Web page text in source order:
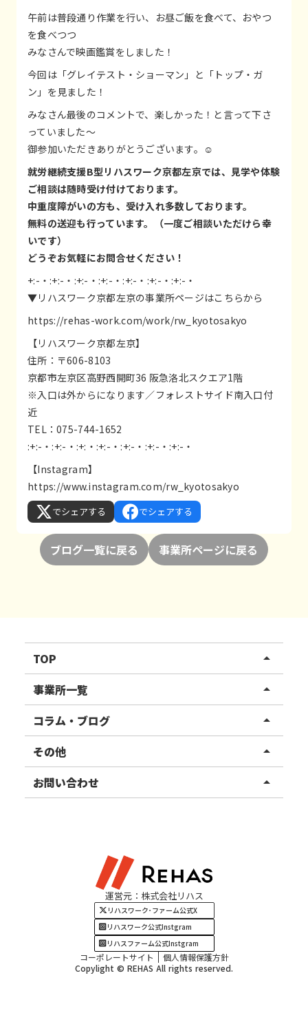
午前は普段通り作業を行い、お昼ご飯を食べて、おやつ
を食べつつ
みなさんで映画鑑賞をしました！
今回は「グレイテスト・ショーマン」と「トップ・ガ
ン」を見ました！
みなさん最後のコメントで、楽しかった！と言って下さ
っていました～
御参加いただきありがとうございます。☺
就労継続支援B型リハスワーク京都左京では、見学や体験
ご相談は随時受け付けております。
中重度障がいの方も、受け入れ多数しております。
無料の送迎も行っています。（一度ご相談いただけら幸
いです）
どうぞお気軽にお問合せください！
+:-・:+:-・:+:-・:+:-・:+:-・:+:-・:+:-・
▼リハスワーク京都左京の事業所ページはこちらから
https://rehas-work.com/work/rw_kyotosakyo
【リハスワーク京都左京】
住所：〒606-8103
京都市左京区高野西開町36 阪急洛北スクエア1階
※入口は外からになります／フォレストサイド南入口付
近
TEL：075-744-1652
:+:-・:+:-・:+:・:+:-・:+:-・:+:-・:+:-・
【Instagram】
https://www.instagram.com/rw_kyotosakyo
でシェアする でシェアする
ブログ一覧に戻る 事業所ページに戻る
TOP arrow_drop_up
リハスワーク
リハスファーム
事業所一覧 arrow_drop_up
関東エリア
東北エリア
甲信越エリア
四国・九州エリア
コラム・ブログ arrow_drop_up
事業所ブログ
ご利用者様の声
その他 arrow_drop_up
お知らせ
お問い合わせ arrow_drop_up
運営元：株式会社リハス
リハスワーク･ファーム公式X
リハスワーク公式Instgram
リハスファーム公式Instgram
コーポレートサイト
個人情報保護方針
Copylight © REHAS All rights reserved.